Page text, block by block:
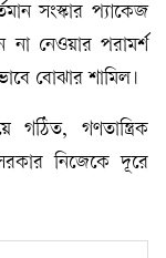
সংস্কার প্যাকেজ
নেওয়ার পরামর্শ
বোঝার শামিল।
গঠিত, গণতান্ত্রিক
নিজেকে দূরে